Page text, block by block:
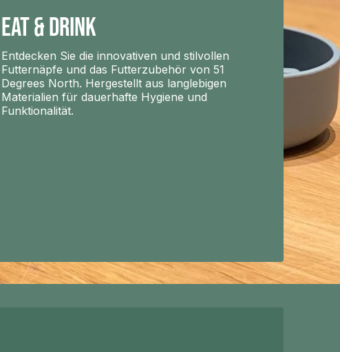
Eat & Drink
Entdecken Sie die innovativen und stilvollen
Futternäpfe und das Futterzubehör von 51
Degrees North. Hergestellt aus langlebigen
Materialien für dauerhafte Hygiene und
Funktionalität.